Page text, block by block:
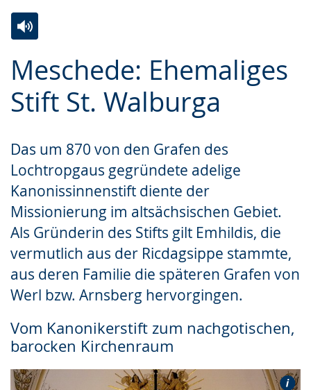
Meschede: Ehemaliges
Stift St. Walburga
Das um 870 von den Grafen des
Lochtropgaus gegründete adelige
Kanonissinnenstift diente der
Missionierung im altsächsischen Gebiet.
Als Gründerin des Stifts gilt Emhildis, die
vermutlich aus der Ricdagsippe stammte,
aus deren Familie die späteren Grafen von
Werl bzw. Arnsberg hervorgingen.
Vom Kanonikerstift zum nachgotischen,
barocken Kirchenraum
Leichten
Sprache
wechseln.
Audio-
Unterstützung.
Video
in
Deutscher
wird
angezeigt.